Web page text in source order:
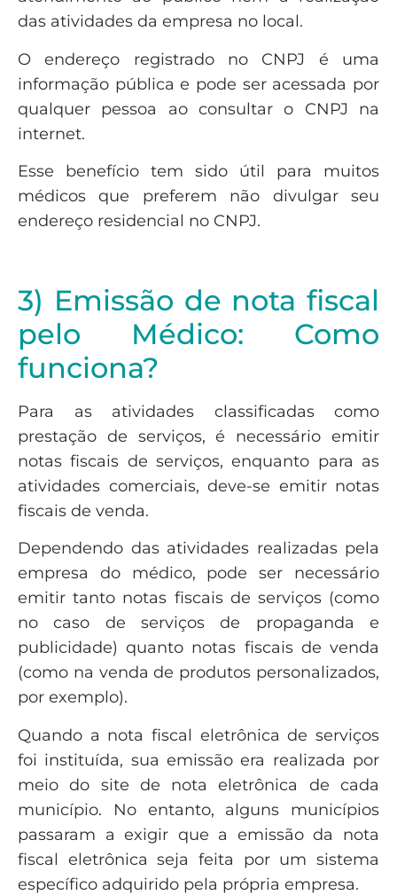
das atividades da empresa no local.
O endereço registrado no CNPJ é uma
informação pública e pode ser acessada por
qualquer pessoa ao consultar o CNPJ na
internet.
Esse benefício tem sido útil para muitos
médicos que preferem não divulgar seu
endereço residencial no CNPJ.
3) Emissão de nota fiscal
pelo Médico: Como
funciona?
Para as atividades classificadas como
prestação de serviços, é necessário emitir
notas fiscais de serviços, enquanto para as
atividades comerciais, deve-se emitir notas
fiscais de venda.
Dependendo das atividades realizadas pela
empresa do médico, pode ser necessário
emitir tanto notas fiscais de serviços (como
no caso de serviços de propaganda e
publicidade) quanto notas fiscais de venda
(como na venda de produtos personalizados,
por exemplo).
Quando a nota fiscal eletrônica de serviços
foi instituída, sua emissão era realizada por
meio do site de nota eletrônica de cada
município. No entanto, alguns municípios
passaram a exigir que a emissão da nota
fiscal eletrônica seja feita por um sistema
específico adquirido pela própria empresa.